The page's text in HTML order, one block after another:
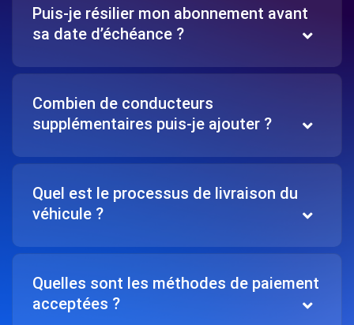
Puis-je résilier mon abonnement avant
sa date d’échéance ?
Combien de conducteurs
supplémentaires puis-je ajouter ?
Quel est le processus de livraison du
véhicule ?
Quelles sont les méthodes de paiement
acceptées ?